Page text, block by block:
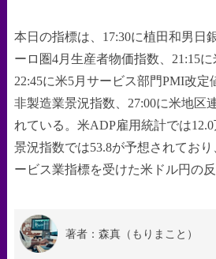
本日の指標は、17:30に植田和男日
ーロ圏4月生産者物価指数、21:15に
22:45に米5月サービス部門PMI改定
非製造業景況指数、27:00に米地区
れている。米ADP雇用統計では
景況指数では53.8が予想されてお
ービス業指標を受けた米ドル円の反
著者：森真（もりまこと）